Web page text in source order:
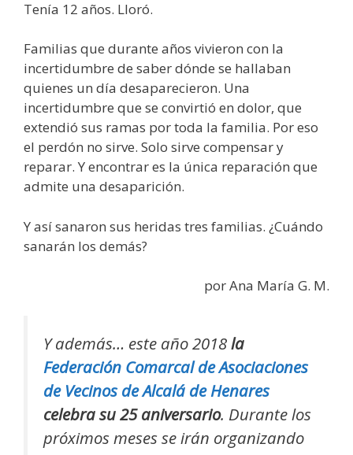
Tenía 12 años. Lloró.
Familias que durante años vivieron con la
incertidumbre de saber dónde se hallaban
quienes un día desaparecieron. Una
incertidumbre que se convirtió en dolor, que
extendió sus ramas por toda la familia. Por eso
el perdón no sirve. Solo sirve compensar y
reparar. Y encontrar es la única reparación que
admite una desaparición.
Y así sanaron sus heridas tres familias. ¿Cuándo
sanarán los demás?
por Ana María G. M.
Y además… este año 2018la
Federación Comarcal de Asociaciones
de Vecinos de Alcalá de Henares
celebra su 25 aniversario. Durante los
próximos meses se irán organizando